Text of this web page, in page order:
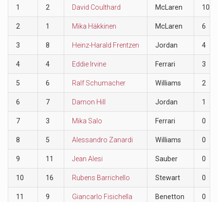
1 2 David Coulthard McLaren 10
2 1 Mika Häkkinen McLaren 6
3 8 Heinz-Harald Frentzen Jordan 4
4 4 Eddie Irvine Ferrari 3
5 6 Ralf Schumacher Williams 2
6 7 Damon Hill Jordan 1
7 3 Mika Salo Ferrari 0
8 5 Alessandro Zanardi Williams 0
9 11 Jean Alesi Sauber 0
10 16 Rubens Barrichello Stewart 0
11 9 Giancarlo Fisichella Benetton 0